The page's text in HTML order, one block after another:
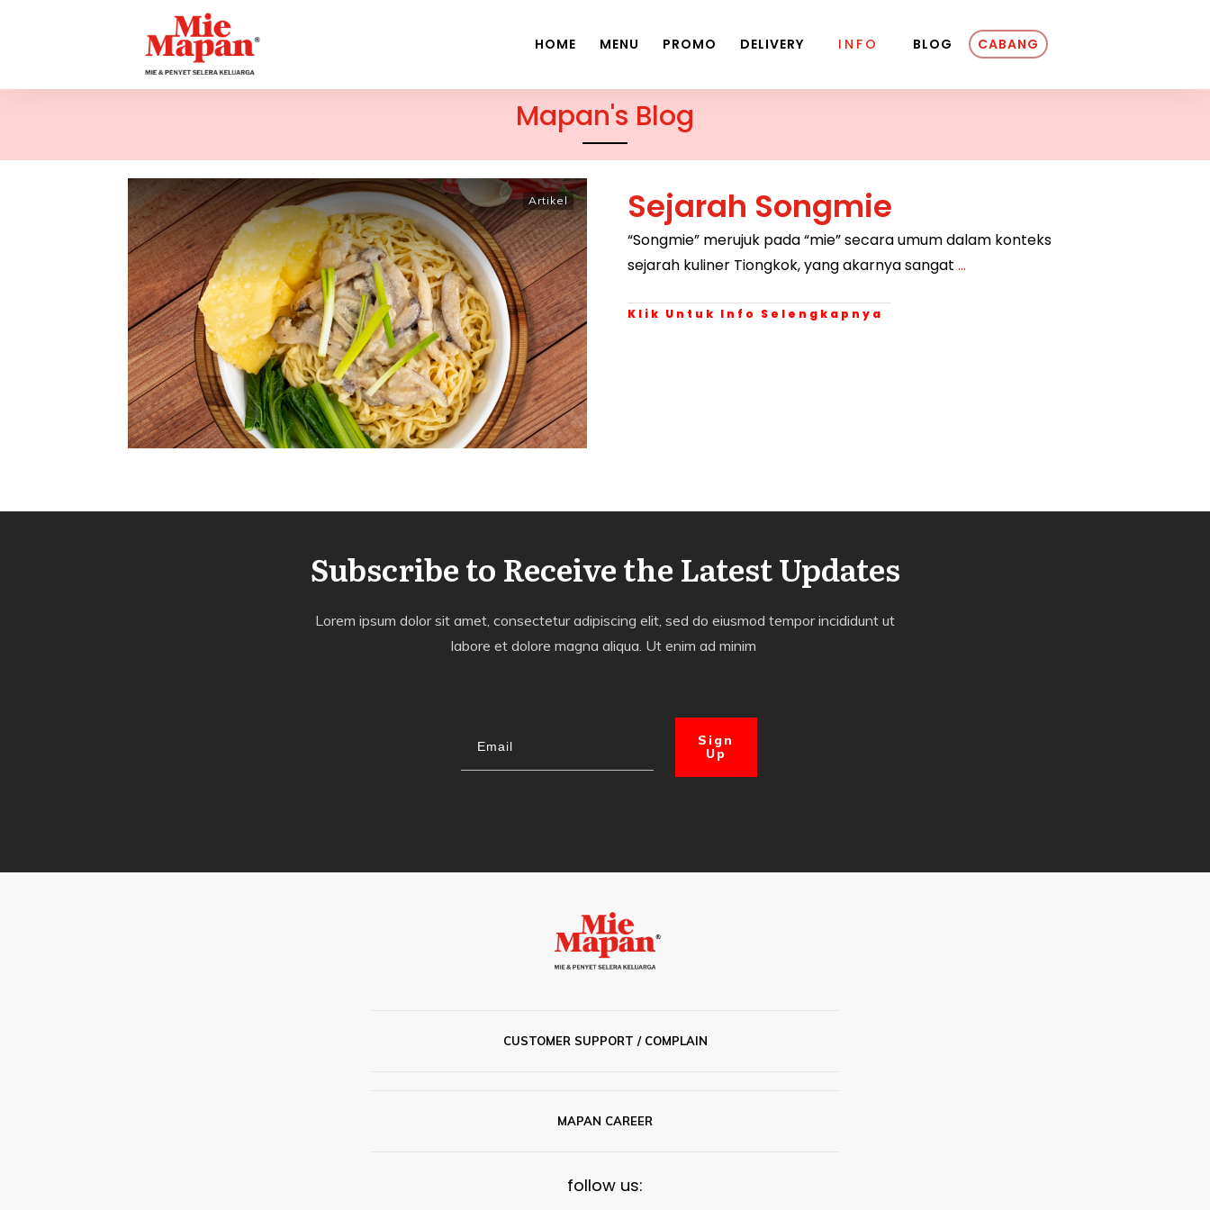
HOME MENU PROMO DELIVERY INFO BLOG CABANG
Mapan's Blog
Artikel Sejarah Songmie
“Songmie” merujuk pada “mie” secara umum dalam konteks
sejarah kuliner Tiongkok, yang akarnya sangat ...
Klik Untuk Info Selengkapnya
Subscribe to Receive the Latest Updates
Lorem ipsum dolor sit amet, consectetur adipiscing elit, sed do eiusmod tempor incididunt ut
labore et dolore magna aliqua. Ut enim ad minim
Sign
Up
CUSTOMER SUPPORT / COMPLAIN
MAPAN CAREER
follow us: